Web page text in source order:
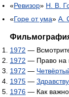
«Ревизор» Н. В.
«Горе от ума» А.
1972 —
1972 — Право на
1972 —
1975 —
1976 — Как